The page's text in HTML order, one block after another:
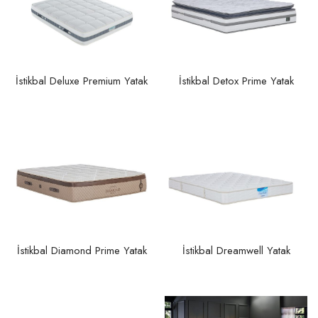
İstikbal Deluxe Premium Yatak İstikbal Detox Prime Yatak
İstikbal Diamond Prime Yatak İstikbal Dreamwell Yatak